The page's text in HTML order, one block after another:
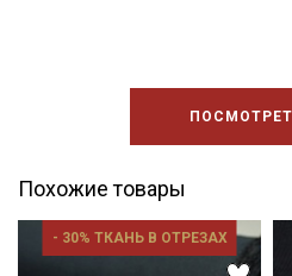
Похожие товары
- 30% ТКАНЬ В ОТРЕЗАХ